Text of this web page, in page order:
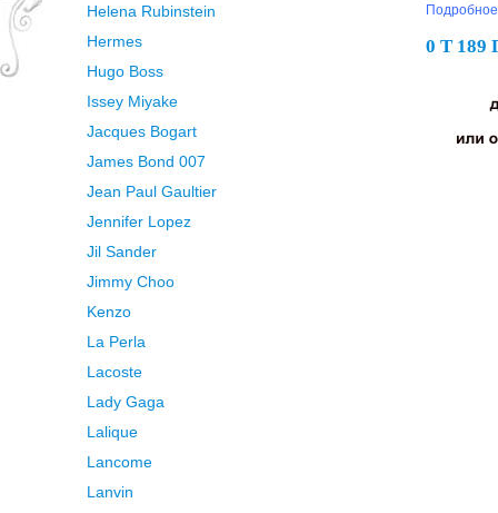
Helena Rubinstein
Hermes
Hugo Boss
Issey Miyake
Jacques Bogart
James Bond 007
Jean Paul Gaultier
Jennifer Lopez
Jil Sander
Jimmy Choo
Kenzo
La Perla
Lacoste
Lady Gaga
Lalique
Lancome
Lanvin
0 Т 189